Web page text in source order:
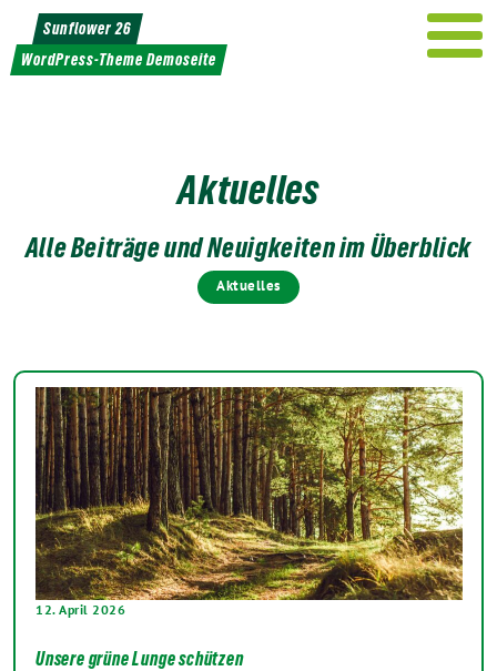
Weiter
zum
Inhalt
Sunflower 26
WordPress-Theme Demoseite
Aktuelles
Alle Beiträge und Neuigkeiten im Überblick
Aktuelles
12. April 2026
Unsere grüne Lunge schützen